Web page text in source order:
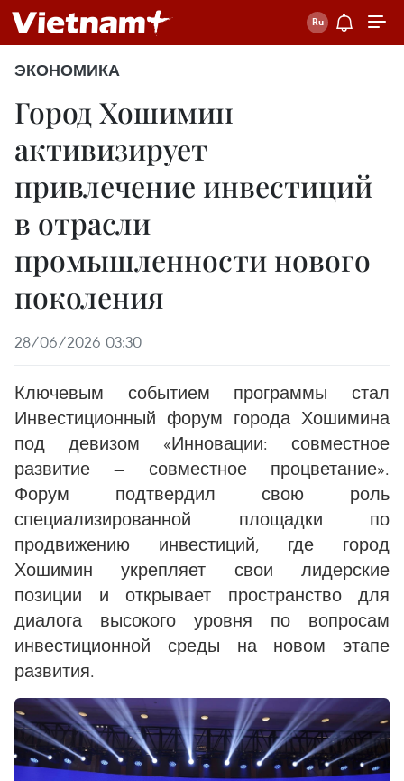
ЭКОНОМИКА
Город Хошимин
активизирует
привлечение инвестиций
в отрасли
промышленности нового
поколения
28/06/2026 03:30
Ключевым событием программы стал
Инвестиционный форум города Хошимина
под девизом «Инновации: совместное
развитие — совместное процветание».
Форум подтвердил свою роль
специализированной площадки по
продвижению инвестиций, где город
Хошимин укрепляет свои лидерские
позиции и открывает пространство для
диалога высокого уровня по вопросам
инвестиционной среды на новом этапе
развития.